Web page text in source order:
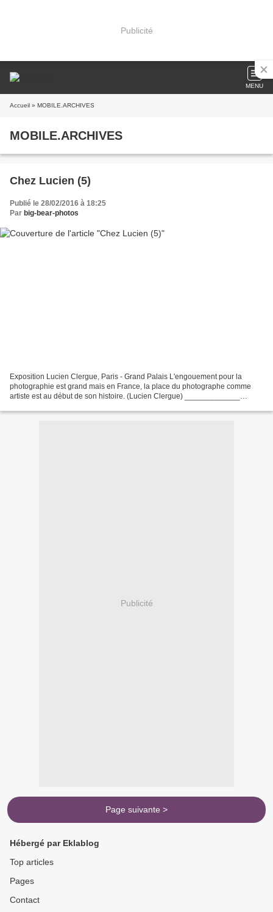
Publicité
MENU
Accueil » MOBILE.ARCHIVES
MOBILE.ARCHIVES
Chez Lucien (5)
Publié le 28/02/2016 à 18:25
Par big-bear-photos
Exposition Lucien Clergue, Paris - Grand Palais L'engouement pour la
photographie est grand mais en France, la place du photographe comme
artiste est au début de son histoire. (Lucien Clergue) _____________
Publicité
Page suivante >
Hébergé par Eklablog
Top articles
Pages
Contact